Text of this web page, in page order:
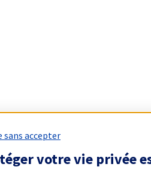
sans accepter
votre vie privée